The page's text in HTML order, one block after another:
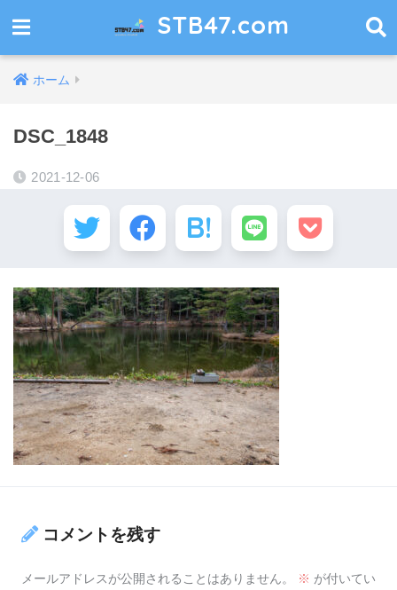
STB47.com
ホーム
DSC_1848
2021-12-06
コメントを残す
メールアドレスが公開されることはありません。 ※ が付いてい